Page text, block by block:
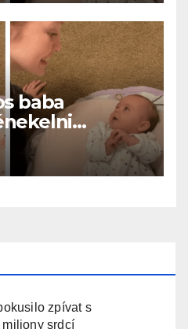
baba
szívét
zpívat s
srdcí